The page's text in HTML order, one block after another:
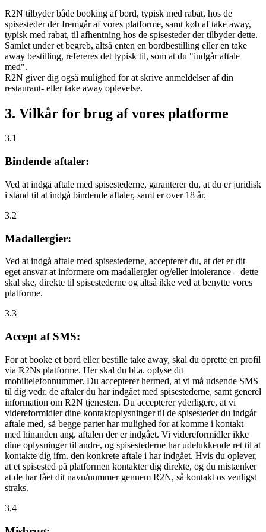
R2N tilbyder både booking af bord, typisk med rabat, hos de
spisesteder der fremgår af vores platforme, samt køb af take away,
typisk med rabat, til afhentning hos de spisesteder der tilbyder dette.
Samlet under et begreb, altså enten en bordbestilling eller en take
away bestilling, refereres det typisk til, som at du "indgår aftale
med".
R2N giver dig også mulighed for at skrive anmeldelser af din
restaurant- eller take away oplevelse.
3. Vilkår for brug af vores platforme
3.1
Bindende aftaler:
Ved at indgå aftale med spisestederne, garanterer du, at du er juridisk
i stand til at indgå bindende aftaler, samt er over 18 år.
3.2
Madallergier:
Ved at indgå aftale med spisestederne, accepterer du, at det er dit
eget ansvar at informere om madallergier og/eller intolerance – dette
skal ske, direkte til spisestederne og altså ikke ved at benytte vores
platforme.
3.3
Accept af SMS:
For at booke et bord eller bestille take away, skal du oprette en profil
via R2Ns platforme. Her skal du bl.a. oplyse dit
mobiltelefonnummer. Du accepterer hermed, at vi må udsende SMS
til dig vedr. de aftaler du har indgået med spisestederne, samt generel
information om R2N tjenesten. Du accepterer yderligere, at vi
videreformidler dine kontaktoplysninger til de spisesteder du indgår
aftale med, så begge parter har mulighed for at komme i kontakt
med hinanden ang. aftalen der er indgået. Vi videreformidler ikke
dine oplysninger til andre, og spisestederne har udelukkende ret til at
kontakte dig ifm. den konkrete aftale i har indgået. Hvis du oplever,
at et spisested på platformen kontakter dig direkte, og du mistænker
at de har fået dit navn/nummer gennem R2N, så kontakt os venligst
straks.
3.4